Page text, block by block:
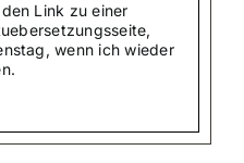
Link zu einer
wenn ich wieder